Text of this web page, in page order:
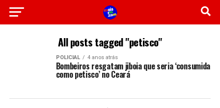
All posts tagged "petisco"
POLICIAL 4 anos atrás
Bombeiros resgatam jiboia que seria ‘consumida
como petisco’ no Ceará